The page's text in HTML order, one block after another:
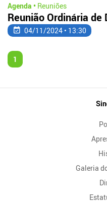
Agenda • Reuniões
Reunião Ordinária de
04/11/2024 • 13:30
1
Galeria